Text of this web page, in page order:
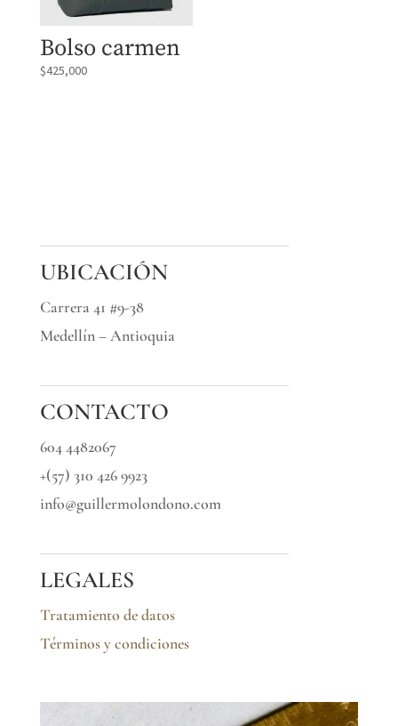
Bolso carmen
$425,000
UBICACIÓN
Carrera 41 #9-38
Medellín – Antioquia
CONTACTO
604 4482067
+(57) 310 426 9923
info@guillermolondono.com
LEGALES
Tratamiento de datos
Términos y condiciones